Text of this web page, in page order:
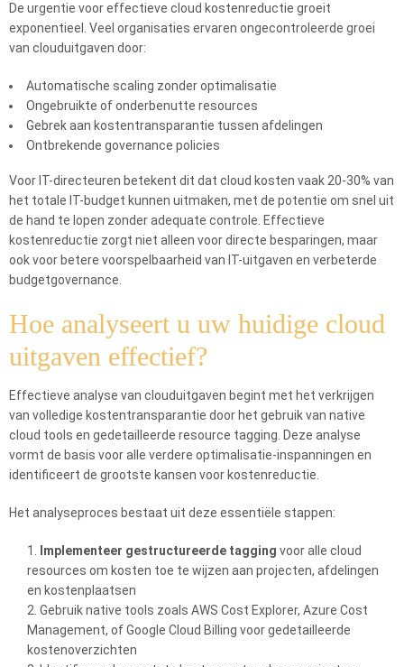
De urgentie voor effectieve cloud kostenreductie groeit
exponentieel. Veel organisaties ervaren ongecontroleerde groei
van clouduitgaven door:
Automatische scaling zonder optimalisatie
Ongebruikte of onderbenutte resources
Gebrek aan kostentransparantie tussen afdelingen
Ontbrekende governance policies
Voor IT-directeuren betekent dit dat cloud kosten vaak 20-30% van
het totale IT-budget kunnen uitmaken, met de potentie om snel uit
de hand te lopen zonder adequate controle. Effectieve
kostenreductie zorgt niet alleen voor directe besparingen, maar
ook voor betere voorspelbaarheid van IT-uitgaven en verbeterde
budgetgovernance.
Hoe analyseert u uw huidige cloud
uitgaven effectief?
Effectieve analyse van clouduitgaven begint met het verkrijgen
van volledige kostentransparantie door het gebruik van native
cloud tools en gedetailleerde resource tagging. Deze analyse
vormt de basis voor alle verdere optimalisatie-inspanningen en
identificeert de grootste kansen voor kostenreductie.
Het analyseproces bestaat uit deze essentiële stappen:
Implementeer gestructureerde tagging voor alle cloud
resources om kosten toe te wijzen aan projecten, afdelingen
en kostenplaatsen
Gebruik native tools zoals AWS Cost Explorer, Azure Cost
Management, of Google Cloud Billing voor gedetailleerde
kostenoverzichten